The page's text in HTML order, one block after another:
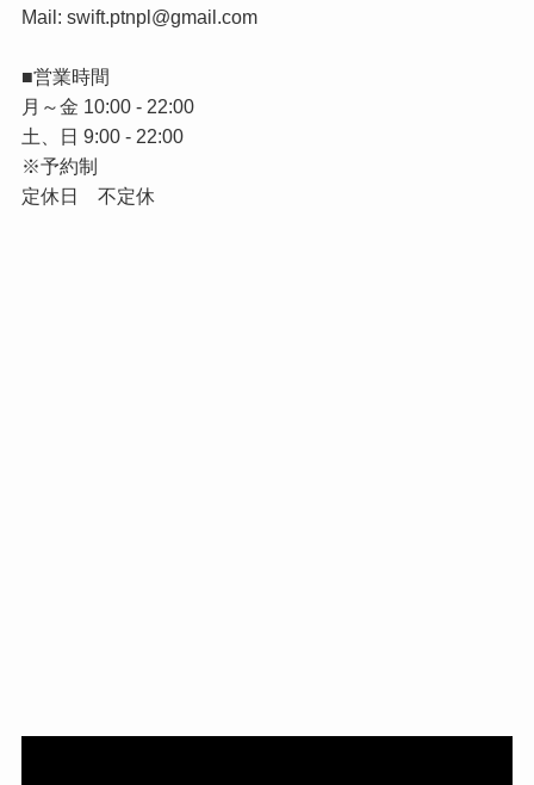
Mail: swift.ptnpl@gmail.com
■営業時間
月～金 10:00 - 22:00
土、日 9:00 - 22:00
※予約制
定休日 不定休